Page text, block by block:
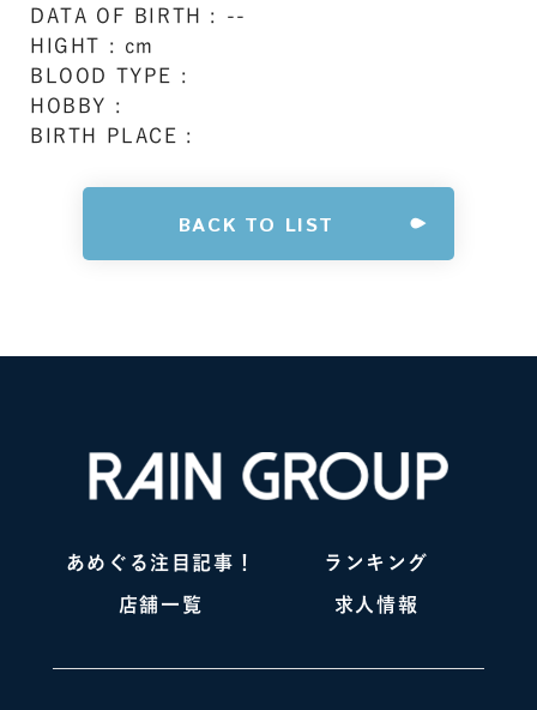
DATA OF BIRTH : --
HIGHT : cm
BLOOD TYPE :
HOBBY :
BIRTH PLACE :
BACK TO LIST
あめぐる注目記事！ ランキング
店舗一覧 求人情報